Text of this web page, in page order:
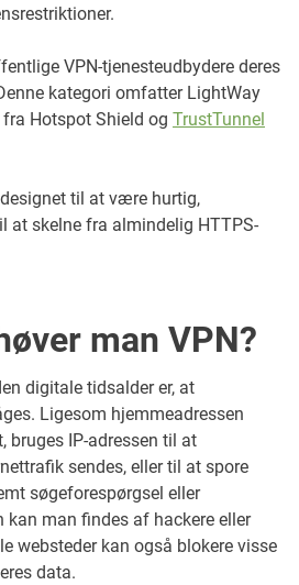
VPN-tjenesteudbydere deres
kategori omfatter LightWay
Hotspot Shield og TrustTunnel
til at være hurtig,
at skelne fra almindelig HTTPS-
man VPN?
digitale tidsalder er, at
Ligesom hjemmeadressen
bruges IP-adressen til at
sendes, eller til at spore
søgeforespørgsel eller
kan man findes af hackere eller
websteder kan også blokere visse
data.